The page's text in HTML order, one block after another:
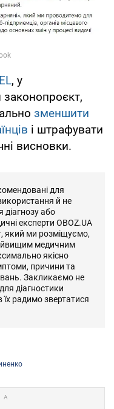
, у
зменшити
і штрафувати
висновки.
для
й не
діагнозу або
експерти OBOZ.UA
який ми розміщуємо,
медичним
якісно
причини та
Закликаємо не
діагностики
радимо звертатися